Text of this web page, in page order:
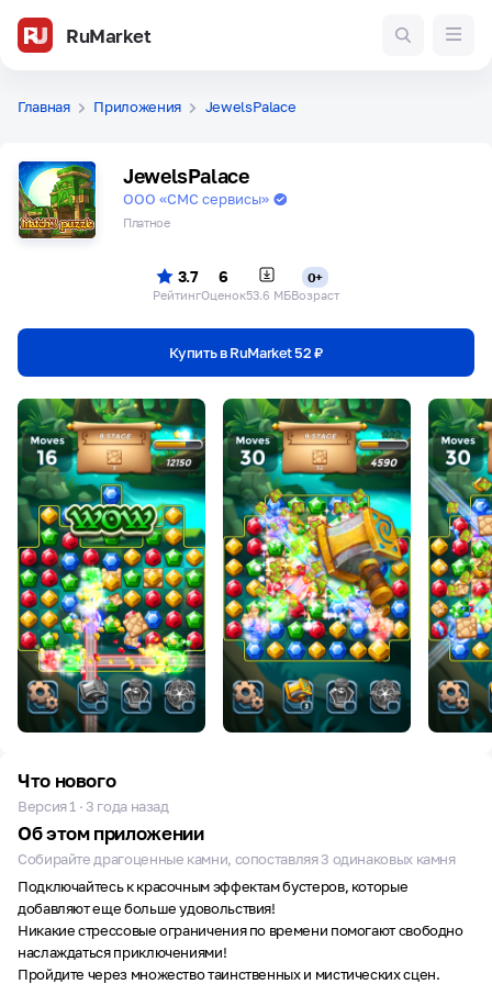
RuMarket
Главная Приложения JewelsPalace
JewelsPalace
ООО «СМС сервисы»
Платное
3.7
Рейтинг
6
Оценок53.6 МБ
0+
Возраст
Купить в RuMarket 52 ₽
Что нового
Версия 1 · 3 года назад
Об этом приложении
Собирайте драгоценные камни, сопоставляя 3 одинаковых камня
Подключайтесь к красочным эффектам бустеров, которые
добавляют еще больше удовольствия!
Никакие стрессовые ограничения по времени помогают свободно
наслаждаться приключениями!
Пройдите через множество таинственных и мистических сцен.